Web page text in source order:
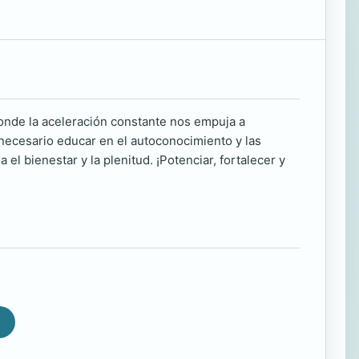
la aceleración constante nos empuja a
educar en el autoconocimiento y las
el bienestar y la plenitud. ¡Potenciar, fortalecer y